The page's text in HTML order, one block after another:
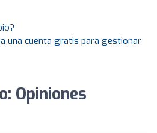
una cuenta gratis para gestionar
Opiniones